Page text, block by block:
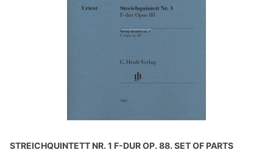
STREICHQUINTETT NR. 1 F-DUR OP. 88. SET OF PARTS